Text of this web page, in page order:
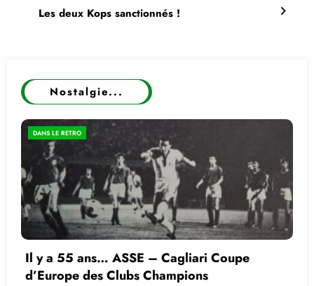
Les deux Kops sanctionnés !
Nostalgie...
DANS LE RETRO
Il y a 55 ans… ASSE – Cagliari Coupe
d’Europe des Clubs Champions